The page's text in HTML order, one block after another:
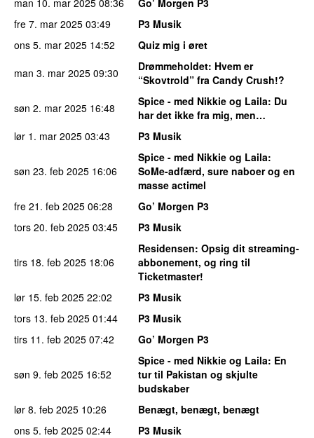
man 10. mar 2025 08:36
Go’ Morgen P3
fre 7. mar 2025 03:49
P3 Musik
ons 5. mar 2025 14:52
Quiz mig i øret
man 3. mar 2025 09:30 Drømmeholdet: Hvem er
“Skovtrold” fra Candy Crush!?
søn 2. mar 2025 16:48 Spice - med Nikkie og Laila: Du
har det ikke fra mig, men…
lør 1. mar 2025 03:43 P3 Musik
søn 23. feb 2025 16:06
Spice - med Nikkie og Laila:
SoMe-adfærd, sure naboer og en
masse actimel
fre 21. feb 2025 06:28
Go’ Morgen P3
tors 20. feb 2025 03:45 P3 Musik
tirs 18. feb 2025 18:06
Residensen: Opsig dit streaming-
abbonement, og ring til
Ticketmaster!
lør 15. feb 2025 22:02
P3 Musik
tors 13. feb 2025 01:44
P3 Musik
tirs 11. feb 2025 07:42 Go’ Morgen P3
søn 9. feb 2025 16:52
Spice - med Nikkie og Laila: En
tur til Pakistan og skjulte
budskaber
lør 8. feb 2025 10:26
Benægt, benægt, benægt
ons 5. feb 2025 02:44 P3 Musik